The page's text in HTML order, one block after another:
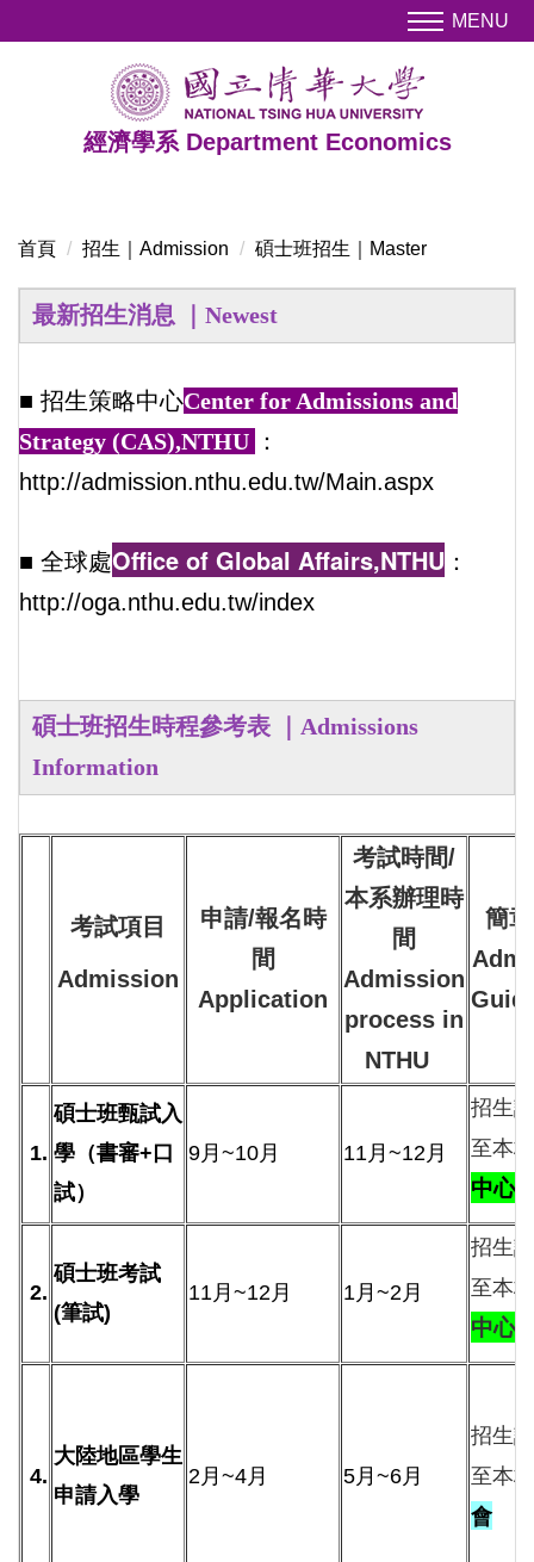
到
經濟學系 Department Economics
MENU
首頁 招生｜Admission 碩士班招生｜Master
最新招生消息 ｜Newest
■ 招生策略中心Center for Admissions and
Strategy (CAS),NTHU ：
http://admission.nthu.edu.tw/Main.aspx
■ 全球處Office of Global Affairs,NTHU ：
http://oga.nthu.edu.tw/index
碩士班招生時程參考表 ｜ Admissions
Information
考試項目
Admission
申請/報名時
間
Application
考試時間/
本系辦理時
間
Admission
process in
NTHU
簡
1.
碩士班甄試入
學（書審+口
試）
9月~10月 11月~12月
招生
至本校
中心
2.
碩士班考試
(筆試)
11月~12月 1月~2月
招生
至本校
中心
4.
大陸地區學生
申請入學
2月~4月 5月~6月
招生
至本校
會